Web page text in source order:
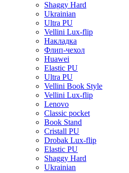
Shaggy Hard
Ukrainian
Ultra PU
Vellini Lux-flip
Накладка
Флип-чехол
Huawei
Elastic PU
Ultra PU
Vellini Book Style
Vellini Lux-flip
Lenovo
Classic pocket
Book Stand
Cristall PU
Drobak Lux-flip
Elastic PU
Shaggy Hard
Ukrainian